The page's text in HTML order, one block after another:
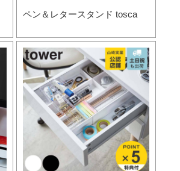
ペン＆レタースタンド tosca